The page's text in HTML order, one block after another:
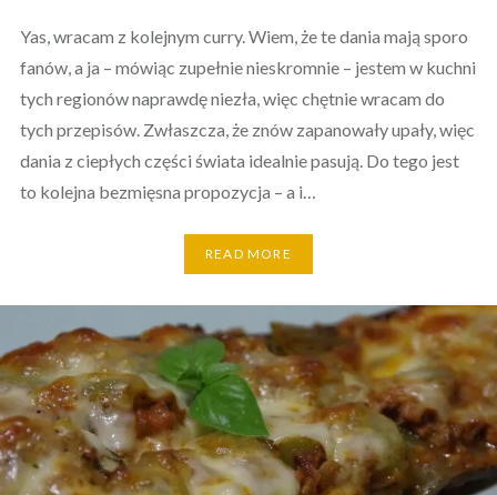
Yas, wracam z kolejnym curry. Wiem, że te dania mają sporo
fanów, a ja – mówiąc zupełnie nieskromnie – jestem w kuchni
tych regionów naprawdę niezła, więc chętnie wracam do
tych przepisów. Zwłaszcza, że znów zapanowały upały, więc
dania z ciepłych części świata idealnie pasują. Do tego jest
to kolejna bezmięsna propozycja – a i…
READ MORE